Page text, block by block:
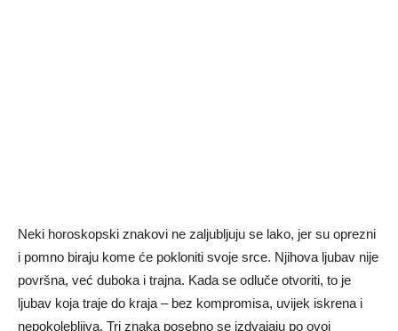
Neki horoskopski znakovi ne zaljubljuju se lako, jer su oprezni
i pomno biraju kome će pokloniti svoje srce. Njihova ljubav nije
površna, već duboka i trajna. Kada se odluče otvoriti, to je
ljubav koja traje do kraja – bez kompromisa, uvijek iskrena i
nepokolebljiva. Tri znaka posebno se izdvajaju po ovoj